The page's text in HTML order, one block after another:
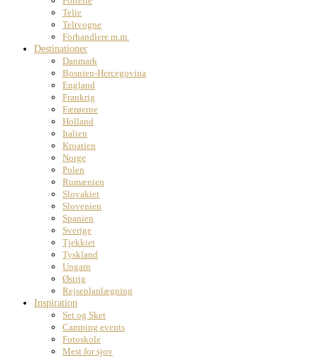
Telte
Teltvogne
Forhandlere m.m.
Destinationer
Danmark
Bosnien-Hercegovina
England
Frankrig
Færøerne
Holland
Italien
Kroatien
Norge
Polen
Rumænien
Slovakiet
Slovenien
Spanien
Sverige
Tjekkiet
Tyskland
Ungarn
Østrig
Rejseplanlægning
Inspiration
Set og Sket
Camping events
Fotoskole
Mest for sjov